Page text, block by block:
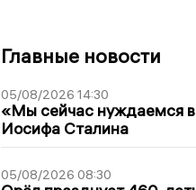
Главные новости
05/08/2026 14:30
«Мы сейчас нуждаемся
Иосифа Сталина
05/08/2026 08:30